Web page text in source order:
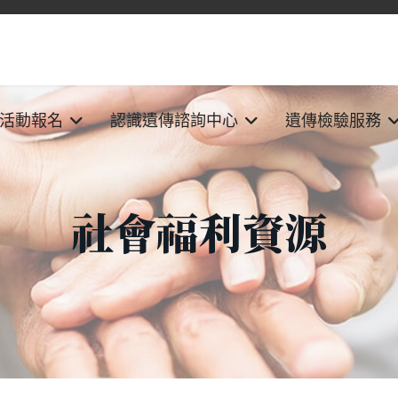
動報名 認識遺傳諮詢中心 遺傳檢驗服務
社會福利資源